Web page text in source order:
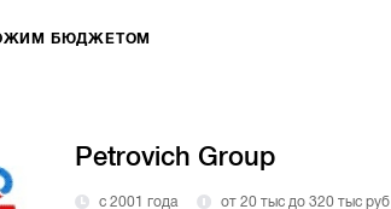
БЮДЖЕТОМ
Petrovich Group
с 2001 года от 20 тыс до 320 тыс руб